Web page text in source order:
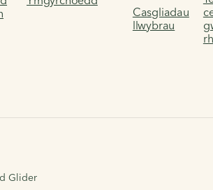
Casgliadau
llwybrau
Glider